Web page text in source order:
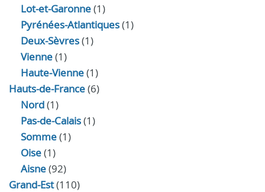
Lot-et-Garonne(1)
Pyrénées-Atlantiques(1)
Deux-Sèvres(1)
Vienne(1)
Haute-Vienne(1)
Hauts-de-France(6)
Nord(1)
Pas-de-Calais(1)
Somme(1)
Oise(1)
Aisne(92)
Grand-Est(110)